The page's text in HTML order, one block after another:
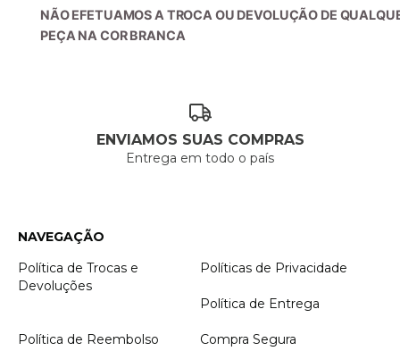
NÃO EFETUAMOS A TROCA OU DEVOLUÇÃO DE
PEÇA NA COR BRANCA
ENVIAMOS SUAS COMPRAS
Entrega em todo o país
NAVEGAÇÃO
Política de Trocas e
Devoluções
Políticas de Privacidade
Política de Entrega
Política de Reembolso Compra Segura